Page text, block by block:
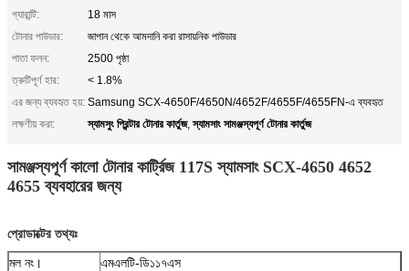
গ্যারান্টি:
18 মাস
টোনার পাউডার:
জাপান থেকে আমদানি করা রাসায়নিক পাউডার
পাতা ফলন:
2500 পৃষ্ঠা
ত্রুটিপূর্ণ হার:
< 1.8%
এর জন্য ব্যবহৃত হয়: Samsung SCX-4650F/4650N/4652F/4655F/4655FN-এ ব্যবহৃত
লক্ষণীয় করা:
স্যামসুং প্রিন্টার টোনার কার্তুজ,স্যামসাং সামঞ্জস্যপূর্ণ টোনার কার্তুজ
সামঞ্জস্যপূর্ণ কালো টোনার কার্ট্রিজ 117S স্যামসাং SCX-4650 4652
4655 ব্যবহারের জন্য
প্রোডাক্টের তথ্যঃ
মল নং।
এমএলটি-ডি১১৭এস